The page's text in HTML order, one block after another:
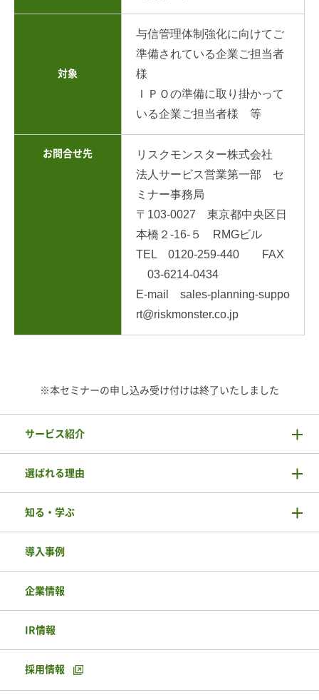
対象
与信管理体制強化に向けてご
準備されている企業ご担当者
様
ＩＰＯの準備に取り掛かって
いる企業ご担当者様 等
お問合せ先
リスクモンスター株式会社
法人サービス営業第一部 セ
ミナー事務局
〒103-0027 東京都中央区日
本橋２-16-５ RMGビル
TEL 0120-259-440 FAX
03-6214-0434
E-mail sales-planning-suppo
rt@riskmonster.co.jp
※本セミナーの申し込み受け付けは終了いたしました
サービス紹介
選ばれる理由
知る・学ぶ
導入事例
企業情報
IR情報
採用情報